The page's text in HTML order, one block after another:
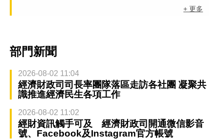
+ 更多
部門新聞
2026-08-02 11:04
經濟財政司司長率團隊落區走訪各社團 凝聚共
識推進經濟民生各項工作
2026-08-02 11:02
經財資訊觸手可及 經濟財政司開通微信影音
號、Facebook及Instagram官方帳號